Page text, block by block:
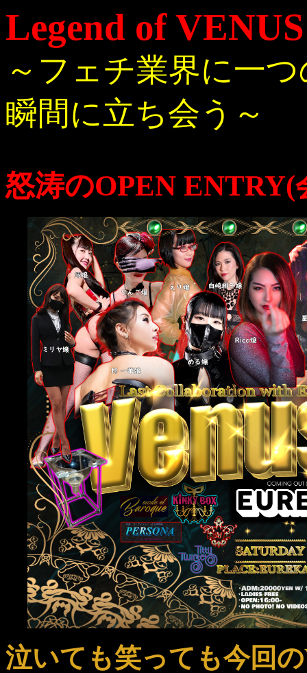
Legend of
～フェチ業界に一
瞬間に立ち会う～
怒涛のOPEN
泣いても笑っても今回